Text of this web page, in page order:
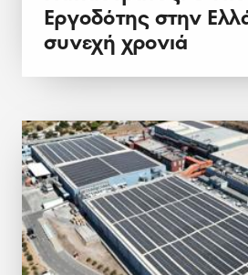
Εργοδότης στην
συνεχή χρονιά